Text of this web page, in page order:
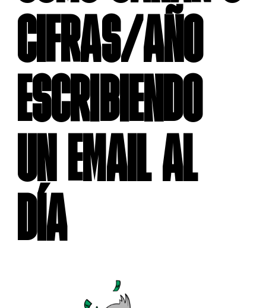
CIFRAS/AÑO
ESCRIBIENDO
UN EMAIL AL
DÍA